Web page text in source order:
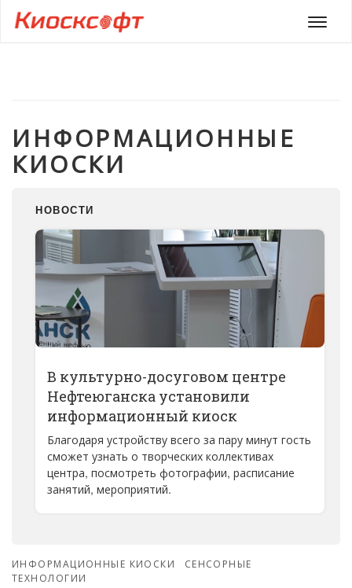
Меню
ИНФОРМАЦИОННЫЕ
КИОСКИ
НОВОСТИ
В культурно-досуговом центре
Нефтеюганска установили
информационный киоск
Благодаря устройству всего за пару минут гость
сможет узнать о творческих коллективах
центра, посмотреть фотографии, расписание
занятий, мероприятий.
ИНФОРМАЦИОННЫЕ КИОСКИ
СЕНСОРНЫЕ
ТЕХНОЛОГИИ